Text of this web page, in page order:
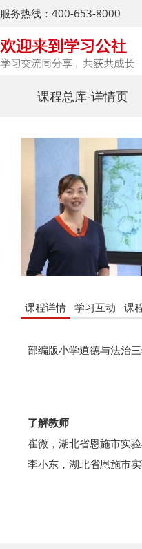
服务热线：400-653-8000
课程总库-详情页
课程详情 学习互动 课
部编版小学道德与法治
了解教师
崔微，湖北省恩施市实验
李小东，湖北省恩施市实